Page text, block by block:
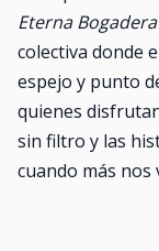
Eterna Bogadera
colectiva donde
espejo y punto
quienes
sin filtro y las
cuando más nos